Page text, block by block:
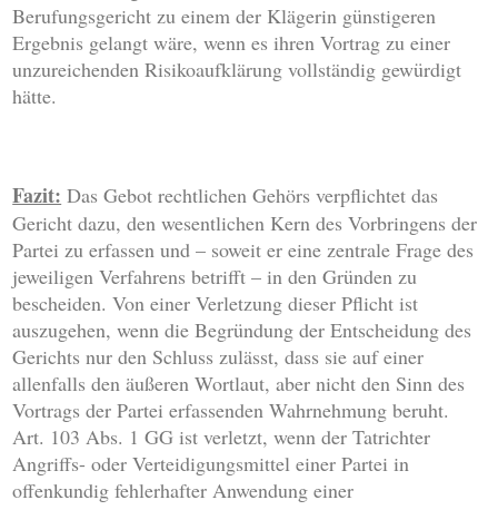
Berufungsgericht zu einem der Klägerin günstigeren
Ergebnis gelangt wäre, wenn es ihren Vortrag zu einer
unzureichenden Risikoaufklärung vollständig gewürdigt
hätte.
Fazit: Das Gebot rechtlichen Gehörs verpflichtet das
Gericht dazu, den wesentlichen Kern des Vorbringens der
Partei zu erfassen und – soweit er eine zentrale Frage des
jeweiligen Verfahrens betrifft – in den Gründen zu
bescheiden. Von einer Verletzung dieser Pflicht ist
auszugehen, wenn die Begründung der Entscheidung des
Gerichts nur den Schluss zulässt, dass sie auf einer
allenfalls den äußeren Wortlaut, aber nicht den Sinn des
Vortrags der Partei erfassenden Wahrnehmung beruht.
Art. 103 Abs. 1 GG ist verletzt, wenn der Tatrichter
Angriffs- oder Verteidigungsmittel einer Partei in
offenkundig fehlerhafter Anwendung einer